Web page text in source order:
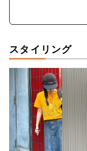
スタイリング